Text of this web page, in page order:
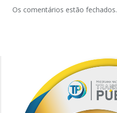
Os comentários estão fechados.